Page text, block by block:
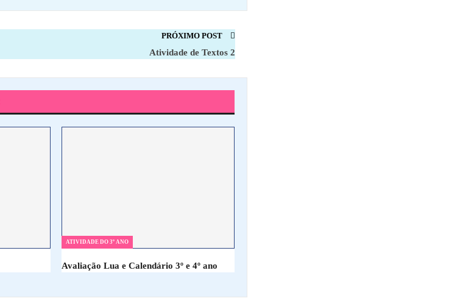
PRÓXIMO POST
Atividade de Textos 2
ATIVIDADE DO 3º ANO
Avaliação Lua e Calendário 3º e 4º ano